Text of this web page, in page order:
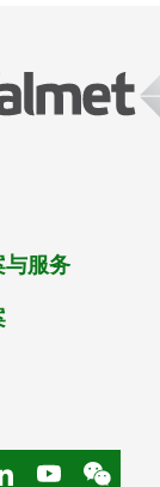
与服务